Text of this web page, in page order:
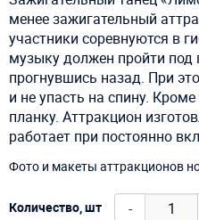
менее зажигательный
участники соревнуются в
музыку должен пройти
прогнувшись назад. При
и не упасть на спину.
планку. Аттракцион
работает при постоянно
Фото и макеты аттракционов
Количество, шт -